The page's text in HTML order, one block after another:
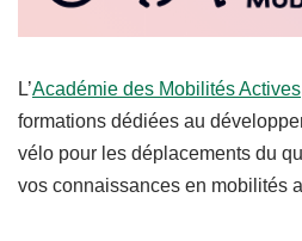
L’Académie des Mobilités Actives
formations dédiées au
vélo pour les déplacements du
vos connaissances en mobilités